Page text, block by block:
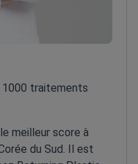
1000 traitements
meilleur score à
du Sud. Il est